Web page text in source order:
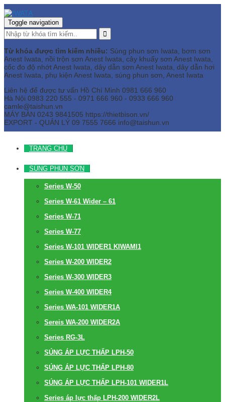
Toggle navigation
Từ khóa được tìm kiếm nhiều: Súng phun sơn Iwata, bơm sơn
Anest Iwata, nồi trộn sơn Anest Iwata, cây khuấy sơn Anest Iwata,
cốc đo độ nhớt Anest Iwata, dây dẫn sơn Anest Iwata, dây dẫn hơi
Anest Iwata, phụ kiện Anest Iwata, súng phun sơn, Anest Iwata
Liên hệ để được tư vấn Hồ Chí Minh 0981 666 960
Hà Nội 0983 220 555 - 0971 666 960 - 0933 666 960
camle@taishun.vn
MÁY BÀN 0243 9841505 https://thietbison.vn/
EXPORT - QUẢN LÝ 09 7555 7666 info@taishun.vn
TRANG CHỦ
SÚNG PHUN SƠN
Series W-50
Series W-61 Wider – 61
Series W-71
Series W-77
Series W-101 WIDER1 KIWAMI1
Series W-200 WIDER2
Series W-300 WIDER3
Series W-400 WIDER4
Series WA-101 WIDER1A
Sereis WA-200 WIDER2A
Series RG-3L
SÚNG ÁP LỰC THẤP LPH-50
SÚNG ÁP LỰC THẤP LPH-80
SÚNG ÁP LỰC THẤP LPH-101 WIDER1L
Series áp lực thấp LPH-200 WIDER2L